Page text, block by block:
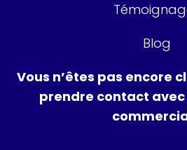
Blog
Vous n’êtes pas encore
prendre contact